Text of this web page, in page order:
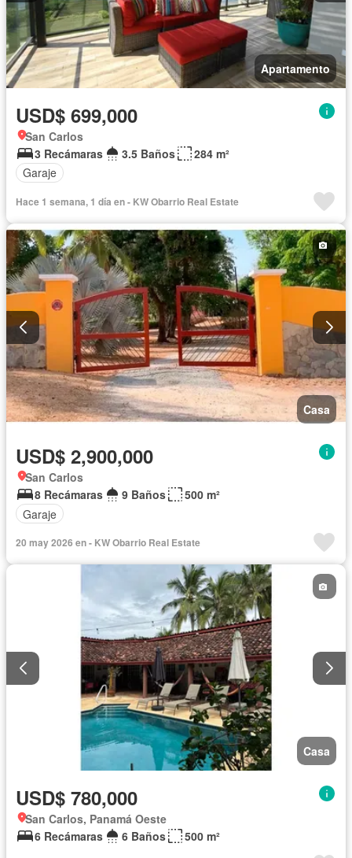
Apartamento
USD$ 699,000
San Carlos
3 Recámaras
3.5 Baños
284 m²
Garaje
Hace 1 semana, 1 día en - KW Obarrio Real Estate
Casa
USD$ 2,900,000
San Carlos
8 Recámaras
9 Baños
500 m²
Garaje
20 may 2026 en - KW Obarrio Real Estate
Casa
USD$ 780,000
San Carlos, Panamá Oeste
6 Recámaras
6 Baños 500 m²